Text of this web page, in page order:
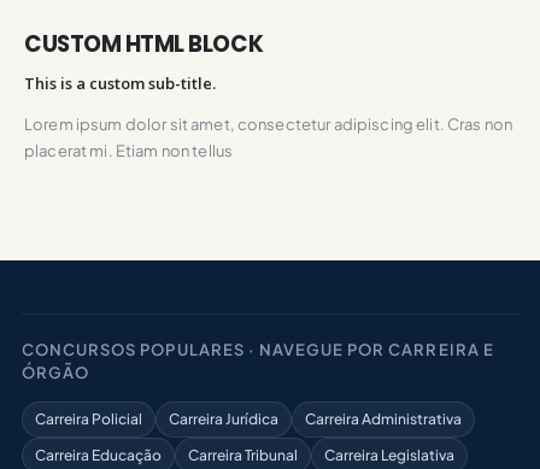
CUSTOM HTML BLOCK
This is a custom sub-title.
Lorem ipsum dolor sit amet, consectetur adipiscing elit. Cras non
placerat mi. Etiam non tellus
CONCURSOS POPULARES · NAVEGUE POR CARREIRA E
ÓRGÃO
Carreira Policial Carreira Jurídica
Carreira Administrativa
Carreira Educação
Carreira Tribunal
Carreira Legislativa